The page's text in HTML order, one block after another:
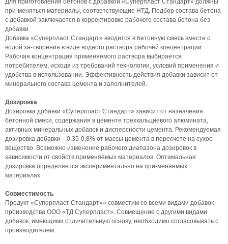
Для приготовления бетонов с добавкой «Суперпласт Стандарт» должны
при-меняться материалы, соответствующие НТД. Подбор состава бетона
с добавкой заключается в корректировке рабочего состава бетона без
добавки.
Добавка «Суперпласт Стандарт» вводится в бетонную смесь вместе с
водой за-творения в виде водного раствора рабочей концентрации.
Рабочая концентрация применяемого раствора выбирается
потребителем, исходя из требований технологии, условий применения и
удобства в использовании. Эффективность действия добавки зависит от
минерального состава цемента и заполнителей.
Дозировка
Дозировка добавки «Суперпласт Стандарт» зависит от назначения
бетонной смеси, содержания в цементе трехкальциевого алюмината,
активных минеральных добавок и дисперсности цемента. Рекомендуемая
дозировка добавки – 0,35-0,8% от массы цемента в пересчете на сухое
вещество. Возможно изменение рабочего диапазона дозировок в
зависимости от свойств применяемых материалов. Оптимальная
дозировка определяется экспериментально на при-меняемых
материалах.
Совместимость
Продукт «Суперпласт Стандарт»» совместим со всеми видами добавок
производства ООО «ТД Суперпласт». Совмещение с другими видами
добавок, имеющими отличительную основу, необходимо согласовывать с
производителем.